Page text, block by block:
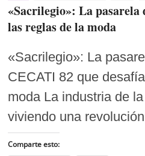
«Sacrilegio»: La pasarela
las reglas de la moda
«Sacrilegio»: La
CECATI 82 que
moda La industria de
viviendo una
Comparte esto: